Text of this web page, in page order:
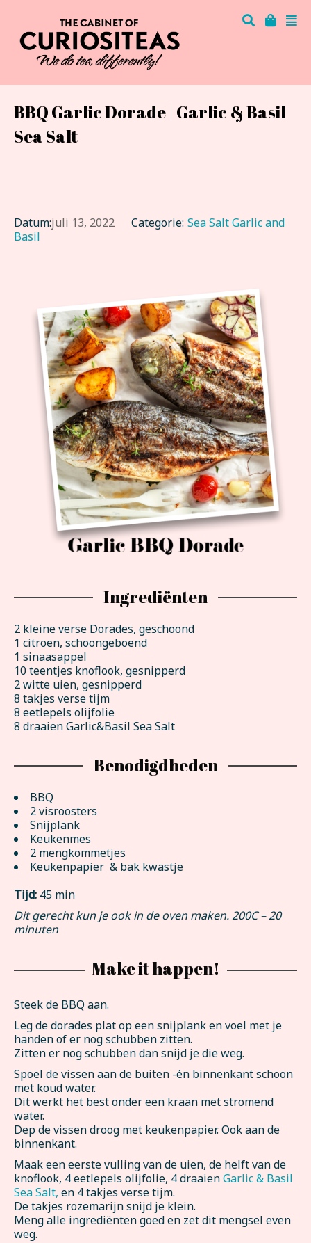
BBQ Garlic Dorade | Garlic & Basil
Sea Salt
Datum:juli 13, 2022 Categorie: Sea Salt Garlic and
Basil
Ingrediënten
2 kleine verse Dorades, geschoond
1 citroen, schoongeboend
1 sinaasappel
10 teentjes knoflook, gesnipperd
2 witte uien, gesnipperd
8 takjes verse tijm
8 eetlepels olijfolie
8 draaien Garlic&Basil Sea Salt
Benodigdheden
BBQ
2 visroosters
Snijplank
Keukenmes
2 mengkommetjes
Keukenpapier & bak kwastje
Tijd: 45 min
Dit gerecht kun je ook in de oven maken. 200C – 20
minuten
Make it happen!
Steek de BBQ aan.
Leg de dorades plat op een snijplank en voel met je
handen of er nog schubben zitten.
Zitten er nog schubben dan snijd je die weg.
Spoel de vissen aan de buiten -én binnenkant schoon
met koud water.
Dit werkt het best onder een kraan met stromend
water.
Dep de vissen droog met keukenpapier. Ook aan de
binnenkant.
Maak een eerste vulling van de uien, de helft van de
knoflook, 4 eetlepels olijfolie, 4 draaienGarlic & Basil
Sea Salt, en 4 takjes verse tijm.
De takjes rozemarijn snijd je klein.
Meng alle ingrediënten goed en zet dit mengsel even
weg.